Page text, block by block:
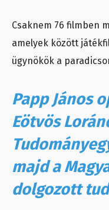
Csaknem 76 filmben
amelyek között
ügynökök a
Papp János
Eötvös
majd a
dolgozott